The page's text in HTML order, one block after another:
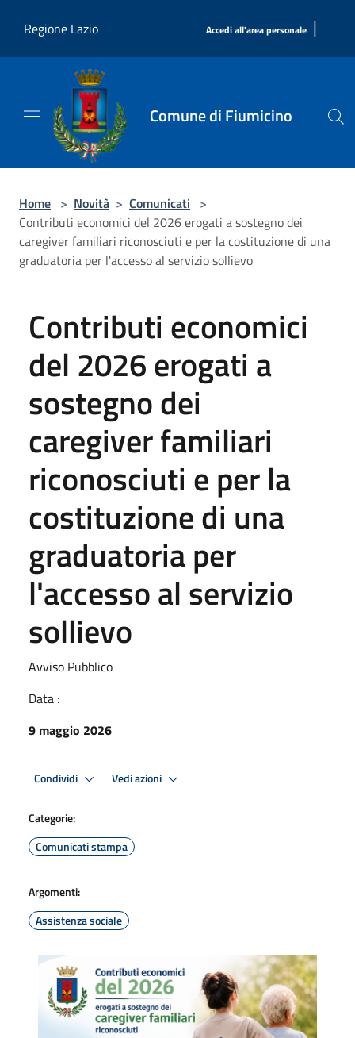
Regione Lazio
Accedi all'area personale |
Comune di Fiumicino
Home > Novità > Comunicati >
Contributi economici del 2026 erogati a sostegno dei
caregiver familiari riconosciuti e per la costituzione di una
graduatoria per l'accesso al servizio sollievo
Contributi economici
del 2026 erogati a
sostegno dei
caregiver familiari
riconosciuti e per la
costituzione di una
graduatoria per
l'accesso al servizio
sollievo
Avviso Pubblico
Data :
9 maggio 2026
Condividi Vedi azioni
Categorie:
Comunicati stampa
Argomenti:
Assistenza sociale